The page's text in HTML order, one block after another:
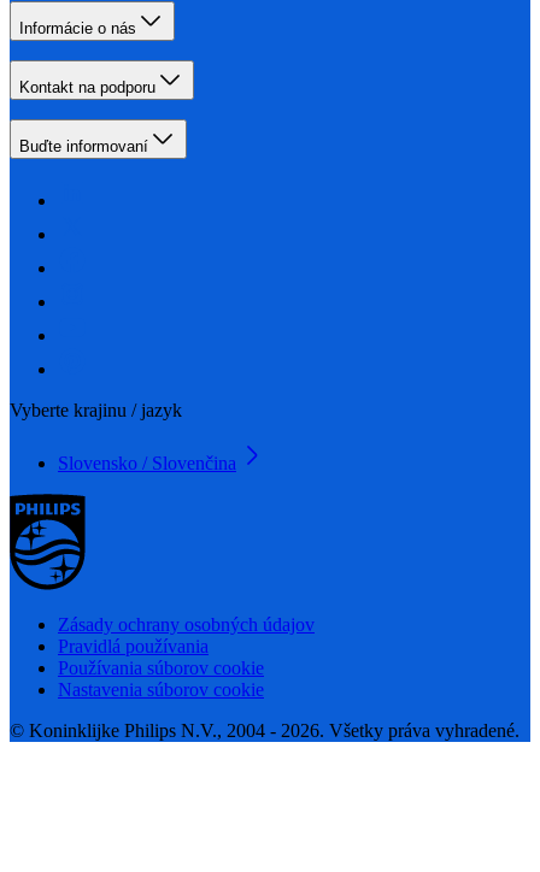
Informácie o nás
Kontakt na podporu
Buďte informovaní
Vyberte krajinu / jazyk
Slovensko / Slovenčina
Zásady ochrany osobných údajov
Pravidlá používania
Používania súborov cookie
Nastavenia súborov cookie
© Koninklijke Philips N.V., 2004 - 2026. Všetky práva vyhradené.